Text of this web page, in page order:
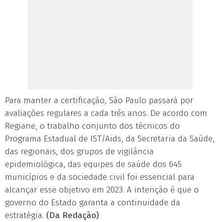
Para manter a certificação, São Paulo passará por
avaliações regulares a cada três anos. De acordo com
Regiane, o trabalho conjunto dos técnicos do
Programa Estadual de IST/Aids, da Secretaria da Saúde,
das regionais, dos grupos de vigilância
epidemiológica, das equipes de saúde dos 645
municípios e da sociedade civil foi essencial para
alcançar esse objetivo em 2023. A intenção é que o
governo do Estado garanta a continuidade da
estratégia. (Da Redação)